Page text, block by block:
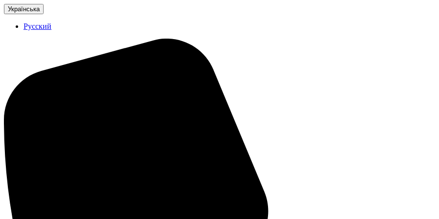
Українська
Русский